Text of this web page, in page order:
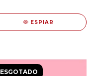
ESPIAR
ESGOTADO